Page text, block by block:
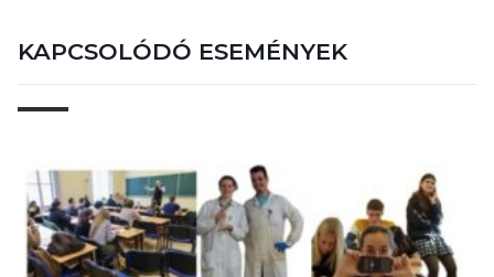
KAPCSOLÓDÓ ESEMÉNYEK